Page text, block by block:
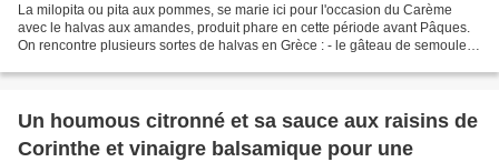
La milopita ou pita aux pommes, se marie ici pour l'occasion du Carème
avec le halvas aux amandes, produit phare en cette période avant Pâques.
On rencontre plusieurs sortes de halvas en Grèce : - le gâteau de semoule
Un houmous citronné et sa sauce aux raisins de
Corinthe et vinaigre balsamique pour une